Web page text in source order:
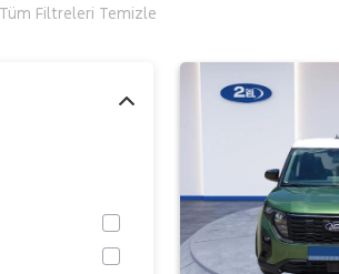
Tüm Filtreleri Temizle